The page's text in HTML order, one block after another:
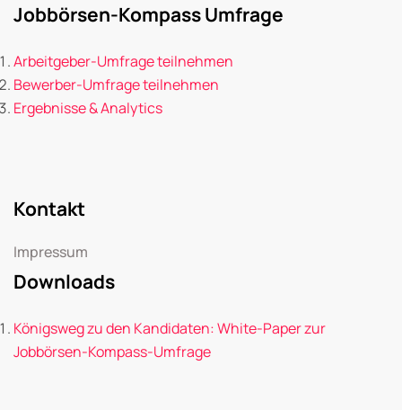
Jobbörsen-Kompass Umfrage
Arbeitgeber-Umfrage teilnehmen
Bewerber-Umfrage teilnehmen
Ergebnisse & Analytics
Kontakt
Impressum
Downloads
Königsweg zu den Kandidaten: White-Paper zur
Jobbörsen-Kompass-Umfrage